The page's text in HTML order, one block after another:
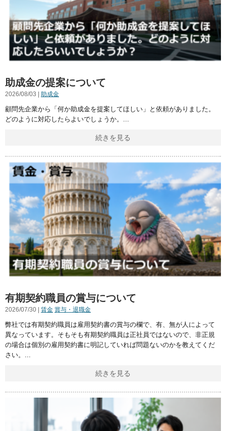
助成金の提案について
2026/08/03 | 助成金
顧問先企業から「何か助成金を提案してほしい」と依頼がありました。
どのように対応したらよいでしょうか。
続きを見る
有期契約職員の賞与について
2026/07/30 | 賃金 賞与・退職金
弊社では有期契約職員は雇用契約書の賞与の欄で、有、無が人によって
異なっています。そもそも有期契約職員は正社員ではないので、非正規
の場合は個別の雇用契約書に明記していれば問題ないのかを教えてくだ
さい。
続きを見る